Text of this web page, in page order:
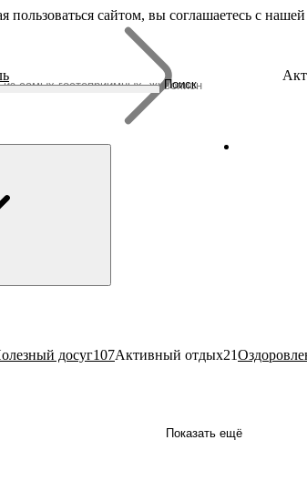
Поиск
Бренды
Родина
Династия
Ювелирная
Гусиная
досуг107Активный отдых21
Показать ещё
сайтом, вы соглашаетесь с нашей